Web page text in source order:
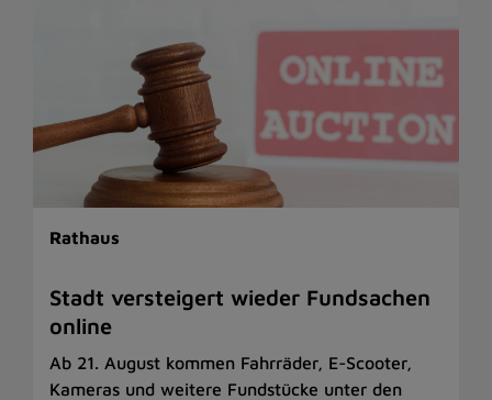
Rathaus
Stadt versteigert wieder Fundsachen
online
Ab 21. August kommen Fahrräder, E-Scooter,
Kameras und weitere Fundstücke unter den